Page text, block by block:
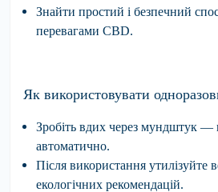
Знайти простий і безпечний
перевагами CBD.
Як використовувати
Зробіть вдих через мундштук —
автоматично.
Після використання утилізуйте
екологічних рекомендацій.